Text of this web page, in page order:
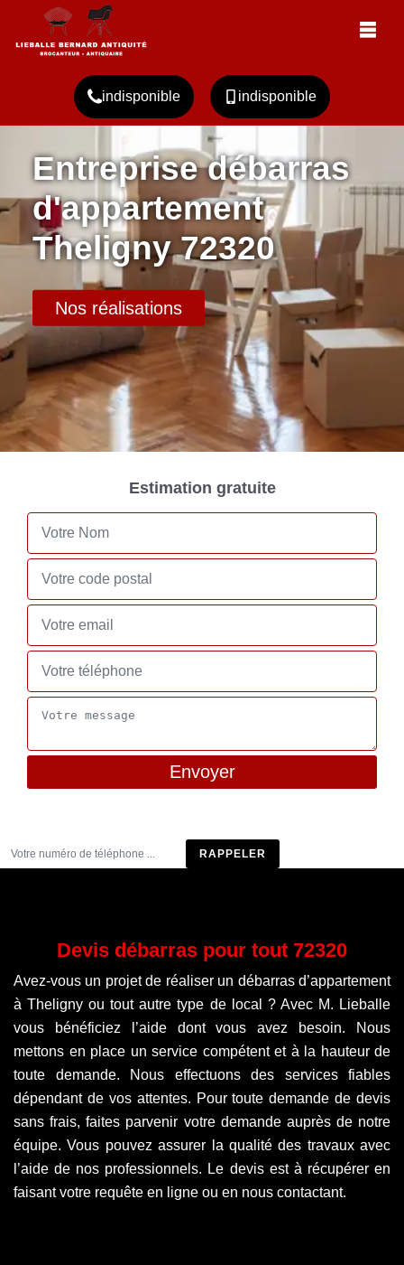
indisponible indisponible
Entreprise débarras
d'appartement
Theligny 72320
Nos réalisations
Estimation gratuite
Devis débarras pour tout 72320
Avez-vous un projet de réaliser un débarras d’appartement
à Theligny ou tout autre type de local ? Avec M. Lieballe
vous bénéficiez l’aide dont vous avez besoin. Nous
mettons en place un service compétent et à la hauteur de
toute demande. Nous effectuons des services fiables
dépendant de vos attentes. Pour toute demande de devis
sans frais, faites parvenir votre demande auprès de notre
équipe. Vous pouvez assurer la qualité des travaux avec
l’aide de nos professionnels. Le devis est à récupérer en
faisant votre requête en ligne ou en nous contactant.